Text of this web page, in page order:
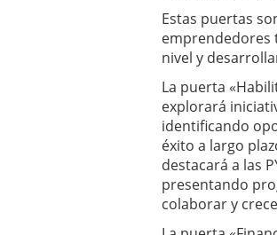
Estas puertas
emprendedores
nivel y
La puerta
explorará
identificando
éxito a largo
destacará a las
presentando
colaborar y